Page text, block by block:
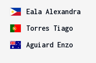
Eala Alexandra
Torres Tiago
Aguiard Enzo